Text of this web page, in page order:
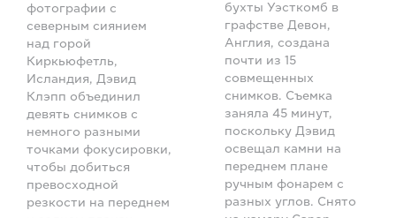
фотографии с
северным сиянием
над горой
Киркьюфетль,
Исландия, Дэвид
Клэпп объединил
девять снимков с
немного разными
точками фокусировки,
чтобы добиться
превосходной
резкости на переднем
бухты Уэсткомб в
графстве Девон,
Англия, создана
почти из 15
совмещенных
снимков. Съемка
заняла 45 минут,
поскольку Дэвид
освещал камни на
переднем плане
ручным фонарем с
разных углов. Снято